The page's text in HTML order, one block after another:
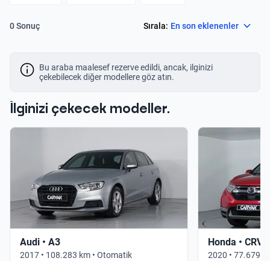
0 Sonuç Sırala: En son eklenenler
Bu araba maalesef rezerve edildi, ancak, ilginizi
çekebilecek diğer modellere göz atın.
İlginizi çekecek modeller.
Audi • A3
2017 • 108.283 km • Otomatik
Honda • CRV
2020 • 77.679